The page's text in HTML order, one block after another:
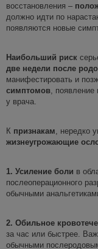
восстановления –
должно идти по
появляются новые
Наибольший риск
две недели после
манифестировать и
симптомов ,
у врача.
К признакам , нередко
жизнеугрожающие
1. Усиление боли в
послеоперационного
обычными
2. Обильное
за час или быстрее.
обычными